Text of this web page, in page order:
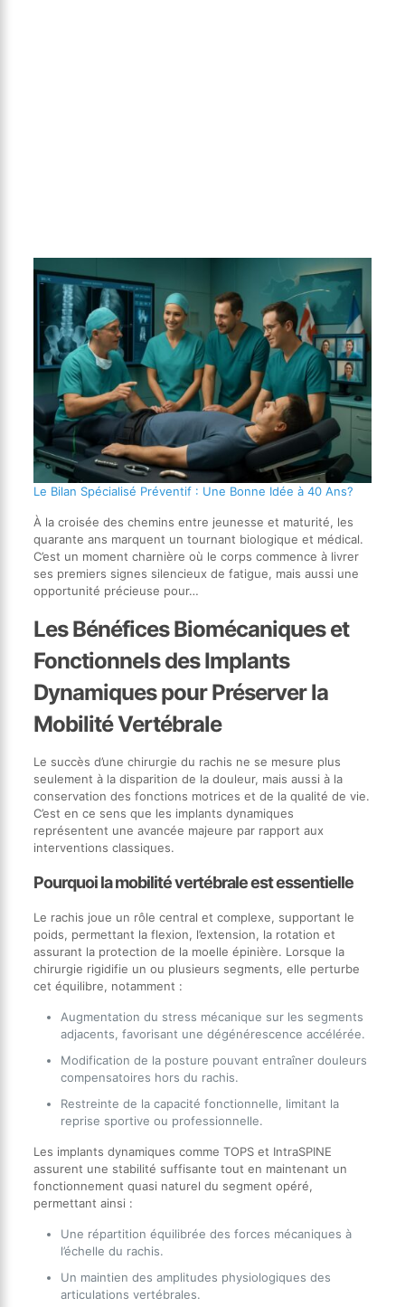
Le Bilan Spécialisé Préventif : Une Bonne Idée à 40 Ans?
À la croisée des chemins entre jeunesse et maturité, les
quarante ans marquent un tournant biologique et médical.
C’est un moment charnière où le corps commence à livrer
ses premiers signes silencieux de fatigue, mais aussi une
opportunité précieuse pour…
Les Bénéfices Biomécaniques et
Fonctionnels des Implants
Dynamiques pour Préserver la
Mobilité Vertébrale
Le succès d’une chirurgie du rachis ne se mesure plus
seulement à la disparition de la douleur, mais aussi à la
conservation des fonctions motrices et de la qualité de vie.
C’est en ce sens que les implants dynamiques
représentent une avancée majeure par rapport aux
interventions classiques.
Pourquoi la mobilité vertébrale est essentielle
Le rachis joue un rôle central et complexe, supportant le
poids, permettant la flexion, l’extension, la rotation et
assurant la protection de la moelle épinière. Lorsque la
chirurgie rigidifie un ou plusieurs segments, elle perturbe
cet équilibre, notamment :
Augmentation du stress mécanique sur les segments
adjacents, favorisant une dégénérescence accélérée.
Modification de la posture pouvant entraîner douleurs
compensatoires hors du rachis.
Restreinte de la capacité fonctionnelle, limitant la
reprise sportive ou professionnelle.
Les implants dynamiques comme TOPS et IntraSPINE
assurent une stabilité suffisante tout en maintenant un
fonctionnement quasi naturel du segment opéré,
permettant ainsi :
Une répartition équilibrée des forces mécaniques à
l’échelle du rachis.
Un maintien des amplitudes physiologiques des
articulations vertébrales.